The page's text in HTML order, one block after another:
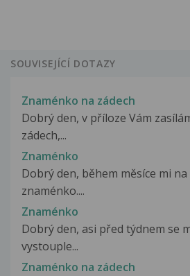
SOUVISEJÍCÍ DOTAZY
Znaménko na zádech
Dobrý den, v příloze Vám
zádech,...
Znaménko
Dobrý den, během měsíce mi
znaménko....
Znaménko
Dobrý den, asi před týdnem se
vystouple...
Znaménko na zádech